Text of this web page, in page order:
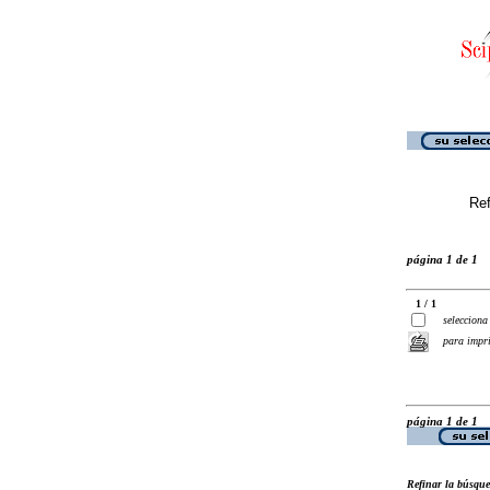
página 1 de 1
1 / 1
selecciona
para
página 1 de 1
Refinar la